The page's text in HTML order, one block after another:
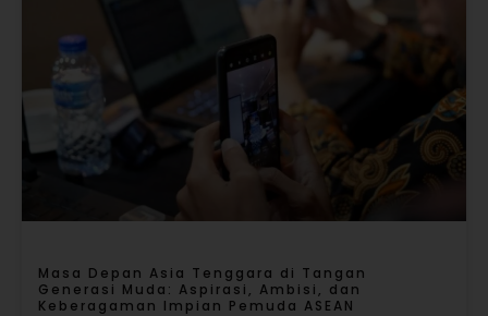
Masa Depan Asia Tenggara di Tangan
Generasi Muda: Aspirasi, Ambisi, dan
Keberagaman Impian Pemuda ASEAN